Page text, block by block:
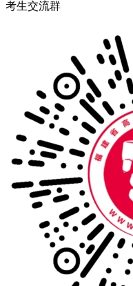
考生交流群